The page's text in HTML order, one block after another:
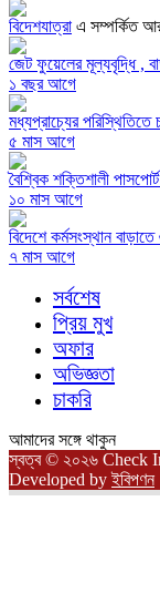
বিদেশযাত্রা এ সম্পর্কিত
জেট ফুয়েলের মূল্যবৃদ্ধি ,
১ বছর আগে
মধ্যপ্রাচ্যের পরিস্থিতিতে
৫ মাস আগে
বৈশ্বিক শক্তিশালী
১০ মাস আগে
বিদেশে কর্মসংস্থান
৭ মাস আগে
সর্বশেষ
প্রিয় মুখ
অফার
অভিজ্ঞতা
চাকরি
আমাদের সঙ্গে থাকুন
স্বত্ব © ২০২৬ Check
Developed byইবিপণন